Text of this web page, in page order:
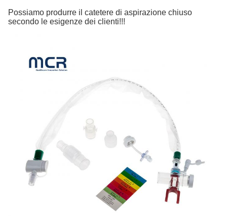
Possiamo produrre il catetere di aspirazione chiuso
secondo le esigenze dei clienti!!!